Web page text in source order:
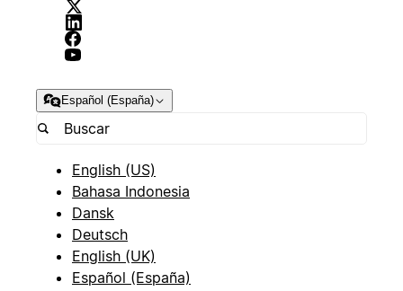
Español (España)
English (US)
Bahasa Indonesia
Dansk
Deutsch
English (UK)
Español (España)